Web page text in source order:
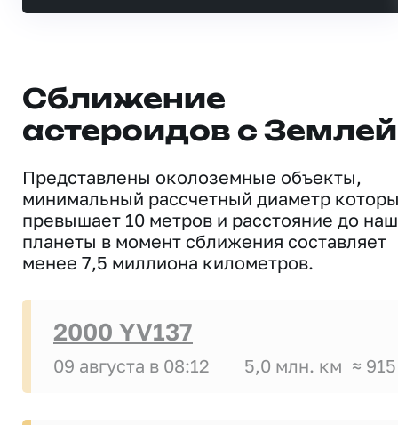
Сближение
астероидов с Землей
Представлены околоземные объекты,
минимальный рассчетный диаметр
превышает 10 метров и расстояние до
планеты в момент сближения составляет
менее 7,5 миллиона километров.
2000 YV137
09 августа в 08:12 5,0 млн. км ≈